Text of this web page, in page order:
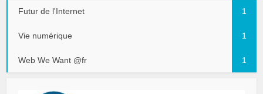
Futur de l'Internet 1
Vie numérique 1
Web We Want @fr 1